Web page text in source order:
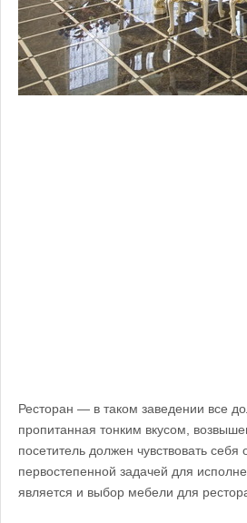
Ресторан — в таком заведении все
пропитанная тонким вкусом,
посетитель должен чувствовать
первостепенной задачей для
является и выбор мебели для